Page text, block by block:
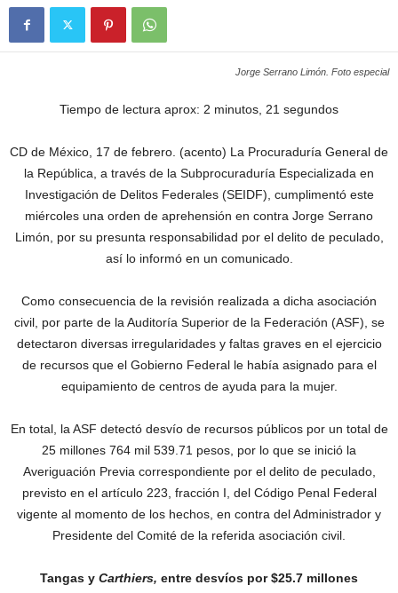
Jorge Serrano Limón. Foto especial
Tiempo de lectura aprox: 2 minutos, 21 segundos
CD de México, 17 de febrero. (acento) La Procuraduría General de
la República, a través de la Subprocuraduría Especializada en
Investigación de Delitos Federales (SEIDF), cumplimentó este
miércoles una orden de aprehensión en contra Jorge Serrano
Limón, por su presunta responsabilidad por el delito de peculado,
así lo informó en un comunicado.
Como consecuencia de la revisión realizada a dicha asociación
civil, por parte de la Auditoría Superior de la Federación (ASF), se
detectaron diversas irregularidades y faltas graves en el ejercicio
de recursos que el Gobierno Federal le había asignado para el
equipamiento de centros de ayuda para la mujer.
En total, la ASF detectó desvío de recursos públicos por un total de
25 millones 764 mil 539.71 pesos, por lo que se inició la
Averiguación Previa correspondiente por el delito de peculado,
previsto en el artículo 223, fracción I, del Código Penal Federal
vigente al momento de los hechos, en contra del Administrador y
Presidente del Comité de la referida asociación civil.
Tangas y Carthiers, entre desvíos por $25.7 millones